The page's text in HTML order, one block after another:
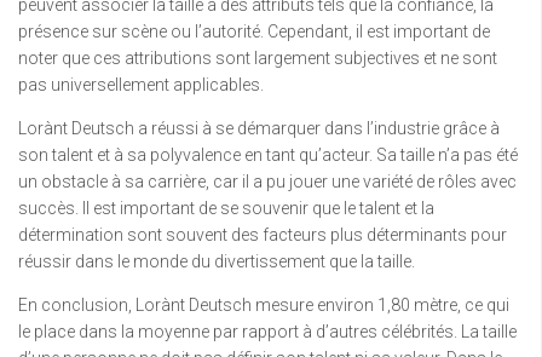
peuvent associer la taille à des attributs tels que la confiance, la
présence sur scène ou l’autorité. Cependant, il est important de
noter que ces attributions sont largement subjectives et ne sont
pas universellement applicables.
Lorànt Deutsch a réussi à se démarquer dans l’industrie grâce à
son talent et à sa polyvalence en tant qu’acteur. Sa taille n’a pas été
un obstacle à sa carrière, car il a pu jouer une variété de rôles avec
succès. Il est important de se souvenir que le talent et la
détermination sont souvent des facteurs plus déterminants pour
réussir dans le monde du divertissement que la taille.
En conclusion, Lorànt Deutsch mesure environ 1,80 mètre, ce qui
le place dans la moyenne par rapport à d’autres célébrités. La taille